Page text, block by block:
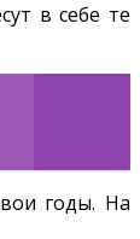
в себе те
годы. На